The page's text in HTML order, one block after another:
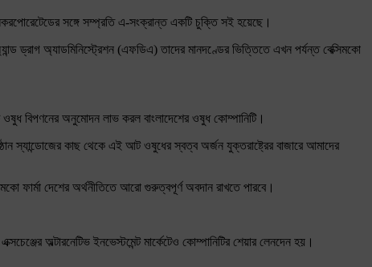
সঙ্গে সম্প্রতি এ-সংক্রান্ত একটি চুক্তি সই হয়েছে।
ড্রাগ অ্যাডমিনিস্ট্রেশন (এফডিএ) তাদের মানদণ্ডের ভিত্তিতে এখন পর্যন্ত বেক্সিমকো
বিপণনের অনুমোদন লাভ করল বাংলাদেশের ওষুধ কোম্পানিটি।
স্যান্ডোজের কাছ থেকে এই আট ওষুধের স্বত্ব অর্জন যুক্তরাষ্ট্রের বাজারে আমাদের
ফার্মা দেশের অর্থনীতিতে আরো গুরুত্বপূর্ণ অবদান রাখতে পারবে।
অল্টারনেটিভ ইনভেস্টমেন্ট মার্কেটেও কোম্পানিটির শেয়ার লেনদেন হয়।